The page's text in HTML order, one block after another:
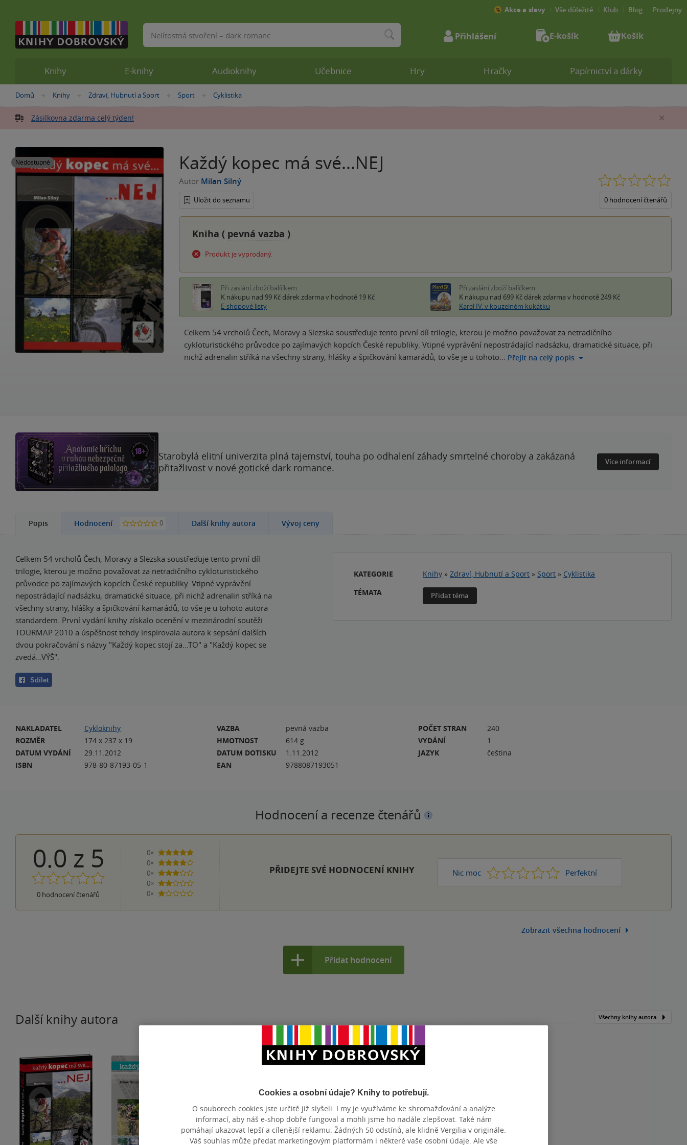
Nacházíte
zde:
Domů »
Knihy »
Zdraví, Hubnutí a Sport »
Sport »
Cyklistika
Zásilkovna zdarma celý týden!
Nedostupné Každý kopec má své...NEJ
Autor Milan Silný
Uložit do seznamu 0 hodnocení čtenářů
Kniha ( pevná vazba )
Produkt je vyprodaný.
Při zaslání zboží balíčkem
K nákupu nad 99 Kč dárek zdarma v hodnotě 19 Kč
E-shopové listy
Při zaslání zboží balíčkem
K nákupu nad 699 Kč dárek zdarma v hodnotě 249 Kč
Karel IV. v kouzelném kukátku
Celkem 54 vrcholů Čech, Moravy a Slezska soustřeďuje tento první díl trilogie, kterou je možno považovat za netradičního
cykloturistického průvodce po zajímavých kopcích České republiky. Vtipné vyprávění nepostrádající nadsázku, dramatické situace, při
nichž adrenalin stříká na všechny strany, hlášky a špičkování kamarádů, to vše je u tohoto… Přejít na celý popis
Starobylá elitní univerzita plná tajemství, touha po odhalení záhady smrtelné choroby a zakázaná
přitažlivost v nové gotické dark romance.
Více informací
Popis Hodnocení 0 Další knihy autora Vývoj ceny
Celkem 54 vrcholů Čech, Moravy a Slezska soustřeďuje tento první díl
trilogie, kterou je možno považovat za netradičního cykloturistického
průvodce po zajímavých kopcích České republiky. Vtipné vyprávění
nepostrádající nadsázku, dramatické situace, při nichž adrenalin stříká na
všechny strany, hlášky a špičkování kamarádů, to vše je u tohoto autora
standardem. První vydání knihy získalo ocenění v mezinárodní soutěži
TOURMAP 2010 a úspěšnost tehdy inspirovala autora k sepsání dalších
dvou pokračování s názvy "Každý kopec stojí za...TO" a "Každý kopec se
zvedá...VÝŠ".
Sdílet
KATEGORIE Knihy »Zdraví, Hubnutí a Sport » Sport » Cyklistika
TÉMATA
Přidat téma
NAKLADATEL
Cykloknihy
ROZMĚR
174 x 237 x 19
DATUM VYDÁNÍ
29.11.2012
ISBN
978-80-87193-05-1
VAZBA
pevná vazba
HMOTNOST
614 g
DATUM DOTISKU
1.11.2012
EAN
9788087193051
POČET STRAN
240
VYDÁNÍ
1
JAZYK
čeština
Hodnocení a recenze čtenářů
0.0 z 5
0 hodnocení čtenářů
0×
5 hvězdiček
0×
4 hvězdičky
0×
3 hvězdičky
0×
2 hvězdičky
0×
1 hvezdička
PŘIDEJTE SVÉ HODNOCENÍ KNIHY Nic moc 1 2 3 4 Perfektní
5
Zobrazit všechna hodnocení
Přidat hodnocení
Další knihy autora Všechny knihy autora
Knihy E-knihy Audioknihy Učebnice Hry Hračky Papírnictví a dárky
Akce a slevy Vše důležité Klub Blog Prodejny
Vyhledávání Přihlášení E-košík Košík
Cookies a osobní údaje? Knihy to potřebují.
O souborech cookies jste určitě již slyšeli. I my je využíváme ke shromažďování a analýze
informací, aby náš e-shop dobře fungoval a mohli jsme ho nadále zlepšovat. Také nám
pomáhají ukazovat lepší a cílenější reklamu. Žádných 50 odstínů, ale klidně Vergilia v originále.
Váš souhlas může předat marketingovým platformám i některé vaše osobní údaje. Ale vše